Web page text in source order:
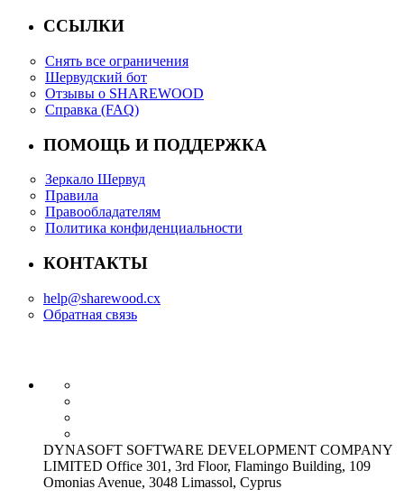
ССЫЛКИ
Снять все ограничения
Шервудский бот
Отзывы о SHAREWOOD
Справка (FAQ)
ПОМОЩЬ И ПОДДЕРЖКА
Зеркало Шервуд
Правила
Правообладателям
Политика конфиденциальности
КОНТАКТЫ
help@sharewood.cx
Обратная связь
DYNASOFT SOFTWARE DEVELOPMENT COMPANY
LIMITED Office 301, 3rd Floor, Flamingo Building, 109
Omonias Avenue, 3048 Limassol, Cyprus